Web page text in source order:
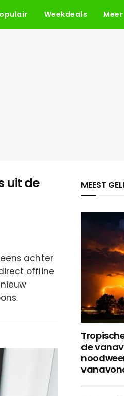
Weekdeals Meer
uit de
achter
offline
MEEST
de